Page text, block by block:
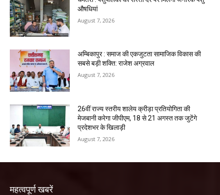
औषधियां
August 7, 2026
अम्बिकापुर : समाज की एकजुटता सामाजिक विकास की
सबसे बड़ी शक्ति: राजेश अग्रवाल
August 7, 2026
26वीं राज्य स्तरीय शालेय क्रीड़ा प्रतियोगिता की
मेजबानी करेगा जीपीएम, 18 से 21 अगस्त तक जुटेंगे
प्रदेशभर के खिलाड़ी
August 7, 2026
महत्वपूर्ण खबरें